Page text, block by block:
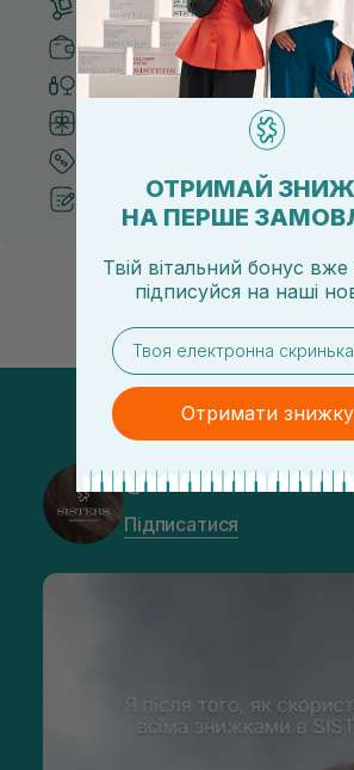
Безкоштовна доставка від 3000
Безпечні способи оплати
Тільки оригінальна косметика
Система бонусів та лояльності
Рекомендації від косметологів
@sisters_stelmakh в
Підписатися
ОТРИМАЙ
НА ПЕРШЕ
Твій вітальний бонус
підписуйся на наші
email
Отримати знижку